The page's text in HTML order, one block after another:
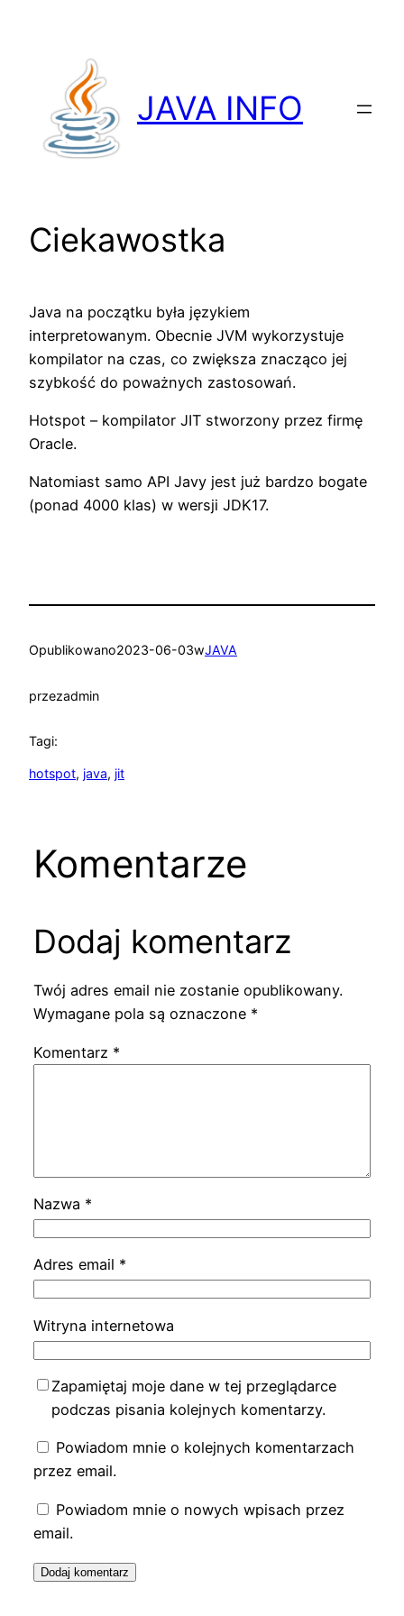
JAVA INFO
Ciekawostka
Java na początku była językiem
interpretowanym. Obecnie JVM wykorzystuje
kompilator na czas, co zwiększa znacząco jej
szybkość do poważnych zastosowań.
Hotspot – kompilator JIT stworzony przez firmę
Oracle.
Natomiast samo API Javy jest już bardzo bogate
(ponad 4000 klas) w wersji JDK17.
Opublikowano2023-06-03wJAVA
przezadmin
Tagi:
hotspot, java, jit
Komentarze
Dodaj komentarz
Twój adres email nie zostanie opublikowany.
Wymagane pola są oznaczone *
Komentarz *
Nazwa *
Adres email *
Witryna internetowa
Zapamiętaj moje dane w tej przeglądarce
podczas pisania kolejnych komentarzy.
Powiadom mnie o kolejnych komentarzach
przez email.
Powiadom mnie o nowych wpisach przez
email.